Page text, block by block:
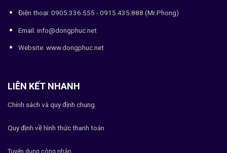
Điện thoại: 0905.336.555 - 0915.435.888 (Mr.Phong)
Email: info@dongphuc.net
Website: www.dongphuc.net
LIÊN KẾT NHANH
Chính sách và quy định chung
Quy định về hình thức thanh toán
Tuyển dụng công nhân